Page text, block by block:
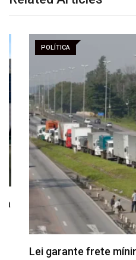
POLÍTICA
Lei garante frete mínimo